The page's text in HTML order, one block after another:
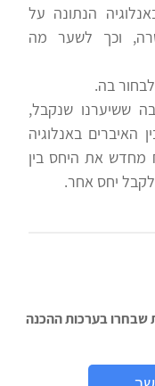
הנתונה על
וכך לשער מה
בה.
ששיערנו שנקבל,
האיברים באנלוגיה
מחדש את היחס בין
לקבל יחס אחר.
שבחרו בערכות ההכנה